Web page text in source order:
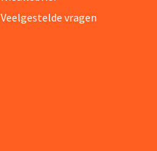
Veelgestelde vragen